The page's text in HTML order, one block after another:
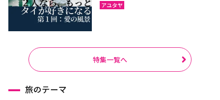
アユタヤ
特集一覧へ
旅のテーマ